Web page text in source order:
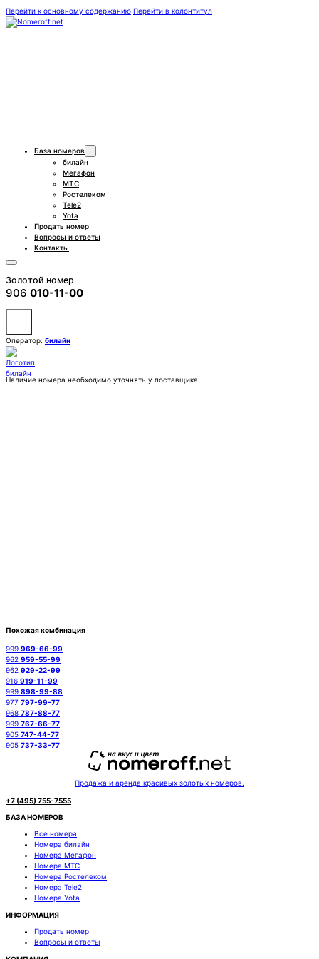
Перейти к основному содержанию Перейти в колонтитул
База номеров
билайн
Мегафон
МТС
Ростелеком
Tele2
Yota
Продать номер
Вопросы и ответы
Контакты
Золотой номер
906 010-11-00
Оператор: билайн
Наличие номера необходимо уточнять у поставщика.
Похожая комбинация
999 969-66-99
962 959-55-99
962 929-22-99
916 919-11-99
999 898-99-88
977 797-99-77
968 787-88-77
999 767-66-77
905 747-44-77
905 737-33-77
Продажа и аренда красивых золотых номеров.
+7 (495) 755-7555
БАЗА НОМЕРОВ
Все номера
Номера билайн
Номера Мегафон
Номера МТС
Номера Ростелеком
Номера Tele2
Номера Yota
ИНФОРМАЦИЯ
Продать номер
Вопросы и ответы